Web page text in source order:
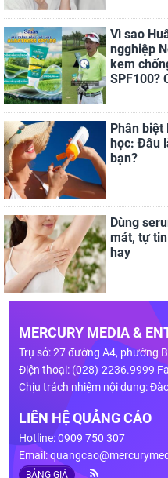
Vì sao
ngghiệp
kem
SPF100?
Phân
học: Đâu
bạn?
Dùng
mát, tự
hay
MERCURY MEDIA &
Trụ sở: 27 đường A4, phường
Điện thoại: (028)-2236.9999
Chịu trách nhiệm nội dung:
LIÊN HỆ QUẢNG CÁO
Hotline: 0909 750 307
Email:
BẢNG GIÁ